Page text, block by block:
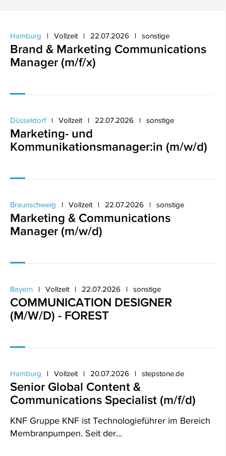
Hamburg Vollzeit 22.07.2026 sonstige
Brand & Marketing Communications
Manager (m/f/x)
Düsseldorf Vollzeit 22.07.2026 sonstige
Marketing- und
Kommunikationsmanager:in (m/w/d)
Braunschweig Vollzeit 22.07.2026 sonstige
Marketing & Communications
Manager (m/w/d)
Bayern Vollzeit 22.07.2026 sonstige
COMMUNICATION DESIGNER
(M/W/D) - FOREST
Hamburg Vollzeit 20.07.2026 stepstone.de
Senior Global Content &
Communications Specialist (m/f/d)
KNF Gruppe KNF ist Technologieführer im Bereich
Membranpumpen. Seit der...